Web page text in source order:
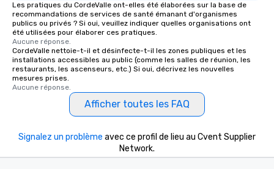
Les pratiques du CordeValle ont-elles été élaborées sur la base de
recommandations de services de santé émanant d'organismes
publics ou privés ? Si oui, veuillez indiquer quelles organisations ont
été utilisées pour élaborer ces pratiques.
Aucune réponse.
CordeValle nettoie-t-il et désinfecte-t-il les zones publiques et les
installations accessibles au public (comme les salles de réunion, les
restaurants, les ascenseurs, etc.) Si oui, décrivez les nouvelles
mesures prises.
Aucune réponse.
Afficher toutes les FAQ
Signalez un problème avec ce profil de lieu au Cvent Supplier
Network.